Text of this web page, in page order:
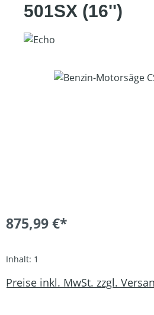
501SX (16'')
Bildergalerie überspringen
875,99 €*
Inhalt: 1
Preise inkl. MwSt. zzgl.